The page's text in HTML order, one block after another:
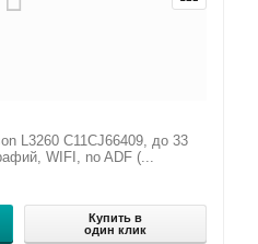
L3260 C11CJ66409, до 33
WIFI, no ADF (...
Купить в
один клик